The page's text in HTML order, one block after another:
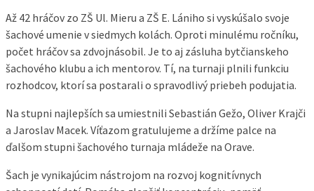
Až 42 hráčov zo ZŠ Ul. Mieru a ZŠ E. Lániho si vyskúšalo svoje
šachové umenie v siedmych kolách. Oproti minulému ročníku,
počet hráčov sa zdvojnásobil. Je to aj zásluha bytčianskeho
šachového klubu a ich mentorov. Tí, na turnaji plnili funkciu
rozhodcov, ktorí sa postarali o spravodlivý priebeh podujatia.
Na stupni najlepších sa umiestnili Sebastián Gežo, Oliver Krajči
a Jaroslav Macek. Víťazom gratulujeme a držíme palce na
ďalšom stupni šachového turnaja mládeže na Orave.
Šach je vynikajúcim nástrojom na rozvoj kognitívnych